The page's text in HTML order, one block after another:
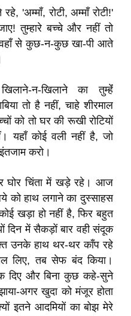
'अम्माँ, रोटी, अम्माँ रोटी!'
तुम्हारे बच्चे और नहीं तो
से कुछ-न-कुछ खा-पी आते
न-खिलाने का तुम्हेंं
तो है नहीं, चाहे शीरमाल
को तो घर की रूखी रोटियों
यहाँ कोई वली नहीं है, जो
करो।
घोर चिंता में खड़े रहे। आज
को हाथ लगाने का दुस्साहस
खड़ा हो नहीं है, फिर बहुत
दिन में सैकड़ों बार वही संदूक
उनके हाथ थर-थर काँप रहे
लिए, तब सेफ बंद किया।
और बिना कुछ कहे-सुने
अगर खुदा को मंजूर होता
इतने आदमियों का बोझ मेरे